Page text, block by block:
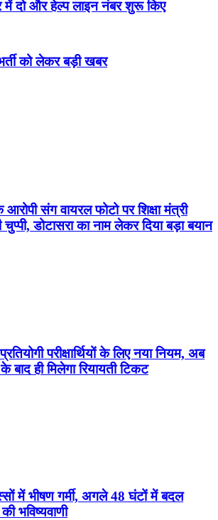
दो और हेल्प लाइन नंबर शुरू किए
को लेकर बड़ी खबर
संग वायरल फोटो पर शिक्षा मंत्री
डोटासरा का नाम लेकर दिया बड़ा बयान
परीक्षार्थियों के लिए नया नियम, अब
ही मिलेगा रियायती टिकट
में भीषण गर्मी, अगले 48 घंटों में बदल
भविष्यवाणी